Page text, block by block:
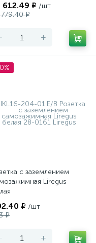
Merten
612.49 ₽ /шт
779.40 ₽
- +
с заземлением
Liregus
₽ /шт
₽
- +